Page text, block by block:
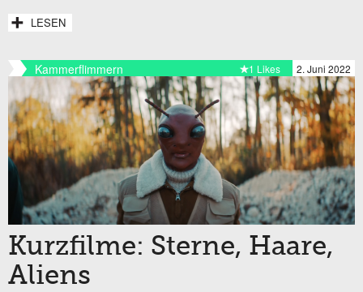
LESEN
Kammerflimmern 2. Juni 2022
1 Likes
Kurzfilme: Sterne, Haare,
Aliens